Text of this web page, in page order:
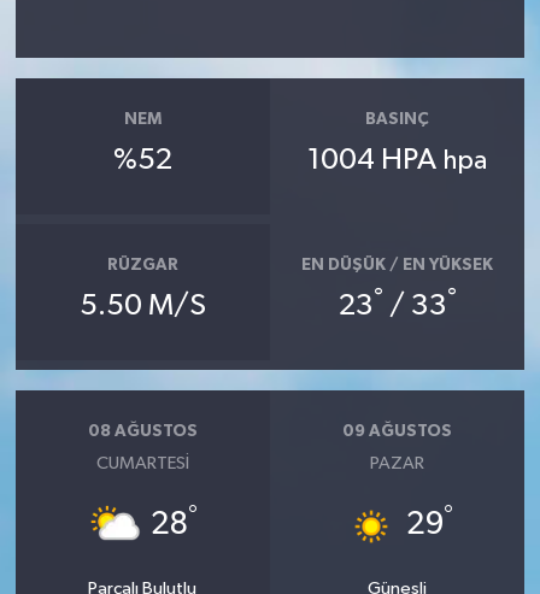
NEM
%52
BASINÇ
1004 HPA hpa
RÜZGAR
5.50 M/S
EN DÜŞÜK / EN YÜKSEK
23° / 33°
08 AĞUSTOS
CUMARTESI
28°
Parçalı Bulutlu
09 AĞUSTOS
PAZAR
29°
Güneşli